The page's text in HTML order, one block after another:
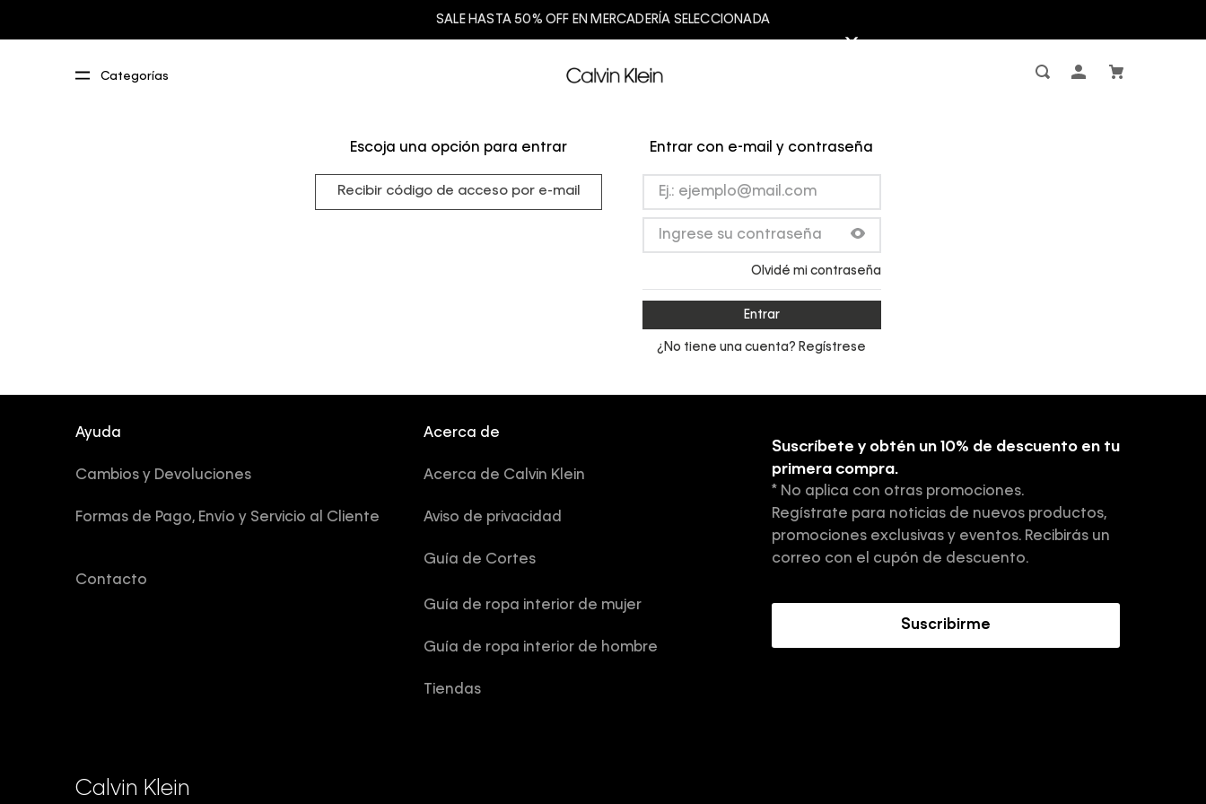
SALE HASTA 50% OFF EN MERCADERÍA SELECCIONADA
Escoja una opción para entrar
Recibir código de acceso por e-mail
Entrar con e-mail y contraseña
Olvidé mi contraseña
Entrar
¿No tiene una cuenta? Regístrese
Ayuda
Cambios y Devoluciones
Formas de Pago, Envío y Servicio al Cliente
Contacto
Acerca de
Acerca de Calvin Klein
Aviso de privacidad
Guía de Cortes
Guía de ropa interior de mujer
Guía de ropa interior de hombre
Tiendas
Suscríbete y obtén un 10% de descuento en tu
primera compra.
* No aplica con otras promociones.
Regístrate para noticias de nuevos productos,
promociones exclusivas y eventos. Recibirás un
correo con el cupón de descuento.
Suscribirme
Calvin Klein